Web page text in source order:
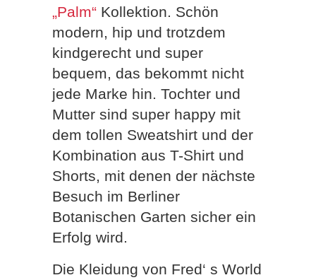
„Palm“ Kollektion. Schön
modern, hip und trotzdem
kindgerecht und super
bequem, das bekommt nicht
jede Marke hin. Tochter und
Mutter sind super happy mit
dem tollen Sweatshirt und der
Kombination aus T-Shirt und
Shorts, mit denen der nächste
Besuch im Berliner
Botanischen Garten sicher ein
Erfolg wird.
Die Kleidung von Fred‘ s World